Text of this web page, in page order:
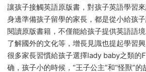
讓孩子接觸英語原版書，對孩子英語學習
身邊準備孩子留學的家長，都是從小給孩
閱讀原版書籍，不僅能給孩子提供英語語
了解國外的文化等，增長見識也提起學習興
很多家長習慣給孩子選擇lady baby之類的
确，孩子小的時候，“王子公主”和“怪獸”